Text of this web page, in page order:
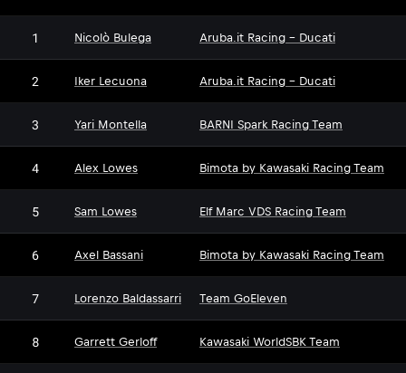
1 Nicolò Bulega Aruba.it Racing - Ducati
2 Iker Lecuona Aruba.it Racing - Ducati
3 Yari Montella BARNI Spark Racing Team
4 Alex Lowes Bimota by Kawasaki Racing Team
5 Sam Lowes Elf Marc VDS Racing Team
6 Axel Bassani Bimota by Kawasaki Racing Team
7 Lorenzo Baldassarri Team GoEleven
8 Garrett Gerloff Kawasaki WorldSBK Team